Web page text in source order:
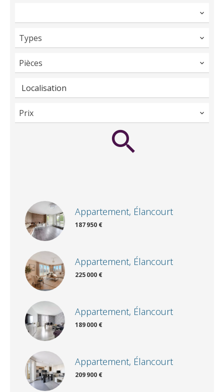
Types
Pièces
Localisation
Prix
Appartement, Élancourt
187 950 €
Appartement, Élancourt
225 000 €
Appartement, Élancourt
189 000 €
Appartement, Élancourt
209 900 €